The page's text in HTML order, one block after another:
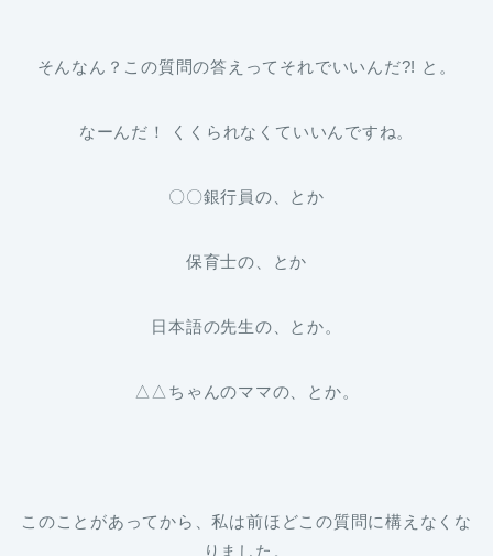
そんなん？この質問の答えってそれでいいんだ?! と。
なーんだ！ くくられなくていいんですね。
〇〇銀行員の、とか
保育士の、とか
日本語の先生の、とか。
△△ちゃんのママの、とか。
このことがあってから、私は前ほどこの質問に構えなくな
りました。